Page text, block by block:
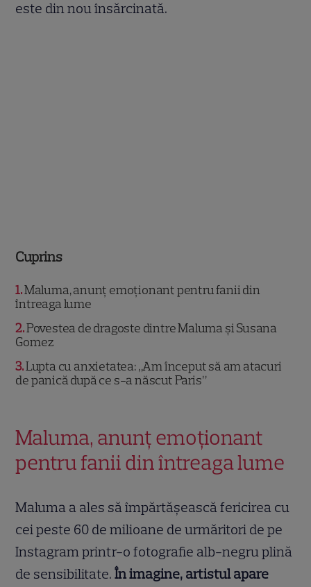
este din nou însărcinată.
Cuprins
1 Maluma, anunț emoționant pentru fanii din
întreaga lume
2 Povestea de dragoste dintre Maluma și Susana
Gomez
3 Lupta cu anxietatea: „Am început să am atacuri
de panică după ce s-a născut Paris”
Maluma, anunț emoționant
pentru fanii din întreaga lume
Maluma a ales să împărtășească fericirea cu
cei peste 60 de milioane de urmăritori de pe
Instagram printr-o fotografie alb-negru plină
de sensibilitate.În imagine, artistul apare